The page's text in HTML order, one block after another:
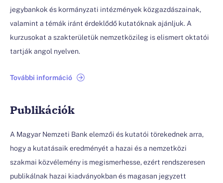
jegybankok és kormányzati intézmények közgazdászainak,
valamint a témák iránt érdeklődő kutatóknak ajánljuk. A
kurzusokat a szakterületük nemzetközileg is elismert oktatói
tartják angol nyelven.
További információ
Publikációk
A Magyar Nemzeti Bank elemzői és kutatói törekednek arra,
hogy a kutatásaik eredményét a hazai és a nemzetközi
szakmai közvélemény is megismerhesse, ezért rendszeresen
publikálnak hazai kiadványokban és magasan jegyzett